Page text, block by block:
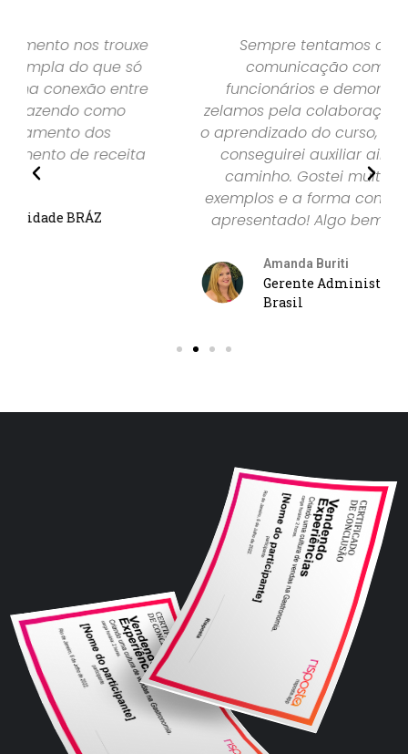
Sempre tentamos criar uma boa
comunicação com os de mais
funcionários e demonstrar o quanto
zelamos pela colaboração de todos. Com
o aprendizado do curso, tenho certeza que
conseguirei auxiliar ainda mais nesse
caminho. Gostei muito do conteúdo,
exemplos e a forma como foi abordado e
apresentado! Algo bem prático e direto.
Gerente Administrativa Benihana